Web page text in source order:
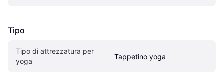
Tipo
Tipo di attrezzatura per
yoga
Tappetino yoga